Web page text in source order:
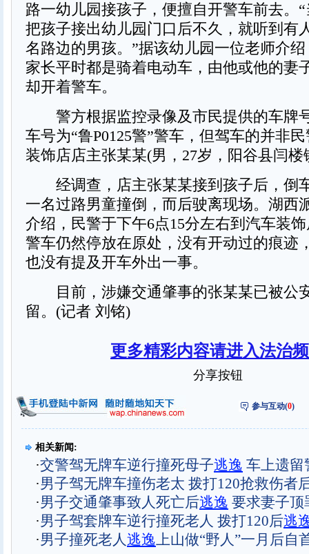
路一幼儿园接孩子，便擅自开警车前去。
把孩子接出幼儿园门口后不久，就听到有
名路边的男孩。”据该幼儿园一位老师介
家长平时都是骑着电动车，由他或他的妻
却开着警车。
警方根据监控录像及市民提供的车牌
车号为“鲁P0125警”警车，但驾车的并非
装饰店店主张某某(男，27岁，阳谷县闫楼
经调查，店主张某某接到孩子后，倒
一名过路男童撞倒，而后驶离现场。湖西
介绍，民警于下午6点15分左右到汽车装
警车仍然停放在原处，没有开动过的痕迹
也没有提及开车外出一事。
目前，涉嫌交通肇事的张某某已被公
留。(记者 刘铭)
更多精彩内容请进入法治
分享按钮
参与互动(0)
相关新闻:
·交警驾无牌车逆行撞死母子逃逸 车上遗留
·男子驾无牌车撞伤老太 拨打120抢救伤者
·男子交通肇事致人死亡后逃逸 要求妻子顶
·男子驾套牌车逆行撞死老人 拨打120后逃
·男子撞死老人逃逸上山做“野人”一月后自